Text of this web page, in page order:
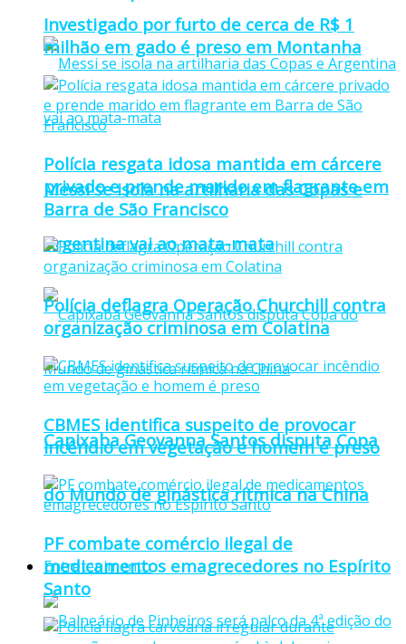
Messi se isola na artilharia das Copas e
Argentina vai ao mata-mata
Capixaba Geovanna Santos disputa Copa
do Mundo de ginástica rítmica na China
Entretenimento
Investigado por furto de cerca de R$ 1
milhão em gado é preso em Montanha
Polícia resgata idosa mantida em cárcere
privado e prende marido em flagrante em
Barra de São Francisco
Polícia deflagra Operação Churchill contra
organização criminosa em Colatina
CBMES identifica suspeito de provocar
incêndio em vegetação e homem é preso
PF combate comércio ilegal de
medicamentos emagrecedores no Espírito
Santo